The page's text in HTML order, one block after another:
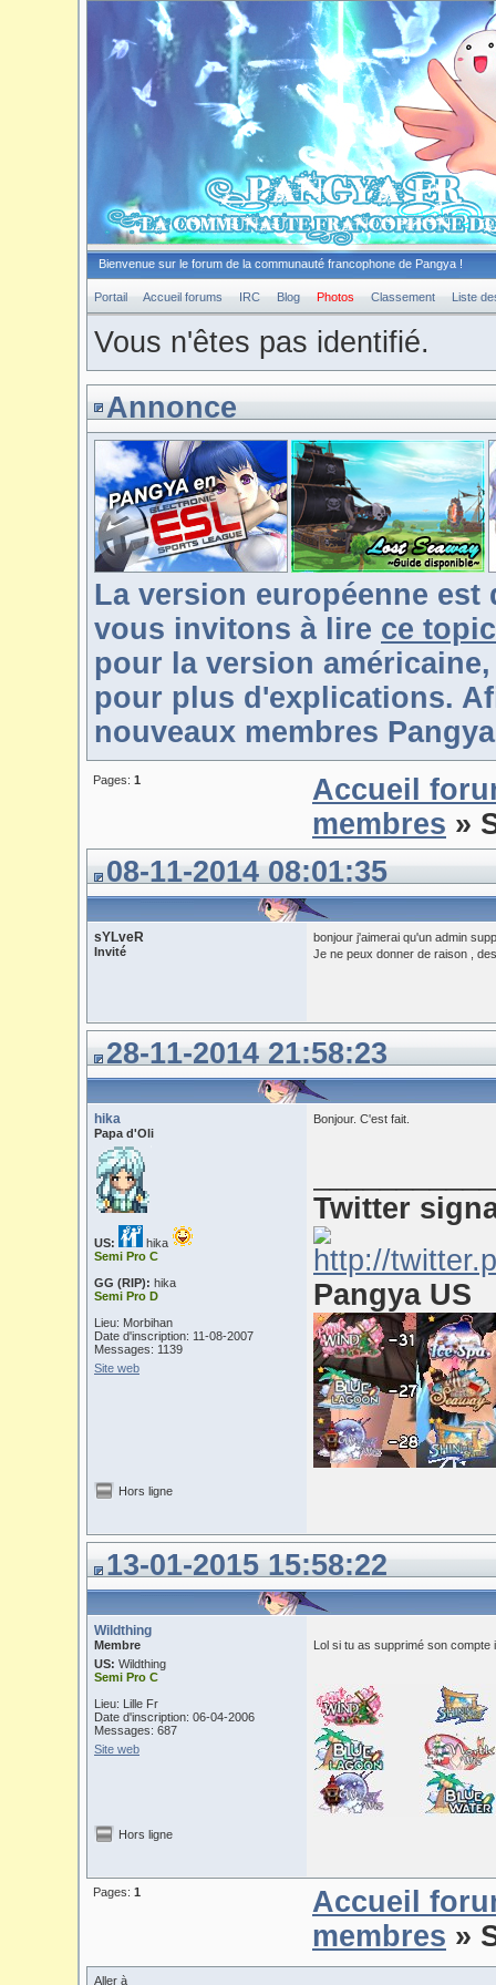
Bienvenue sur le forum de la communauté francophone de Pangya !
Portail Accueil forums IRC Blog Photos Classement Liste
Vous n'êtes pas identifié.
Annonce
La version européenne
vous invitons à lire ce topic
pour la version
pour plus d'explications.
nouveaux membres
Pages: 1
Accueil
membres »
08-11-2014 08:01:35
sYLveR
Invité
bonjour j'aimerai qu'un admin
Je ne peux donner de raison ,
28-11-2014 21:58:23
hika
Papa d'Oli
US:
hika
Semi Pro C
GG (RIP): hika
Semi Pro D
Lieu: Morbihan
Date d'inscription: 11-08-2007
Messages: 1139
Site web
Bonjour. C'est fait.
Twitter
Pangya US
Hors ligne
13-01-2015 15:58:22
Wildthing
Membre
US: Wildthing
Semi Pro C
Lieu: Lille Fr
Date d'inscription: 06-04-2006
Messages: 687
Site web
Lol si tu as supprimé son
Hors ligne
Pages: 1
Accueil
membres »
Aller à